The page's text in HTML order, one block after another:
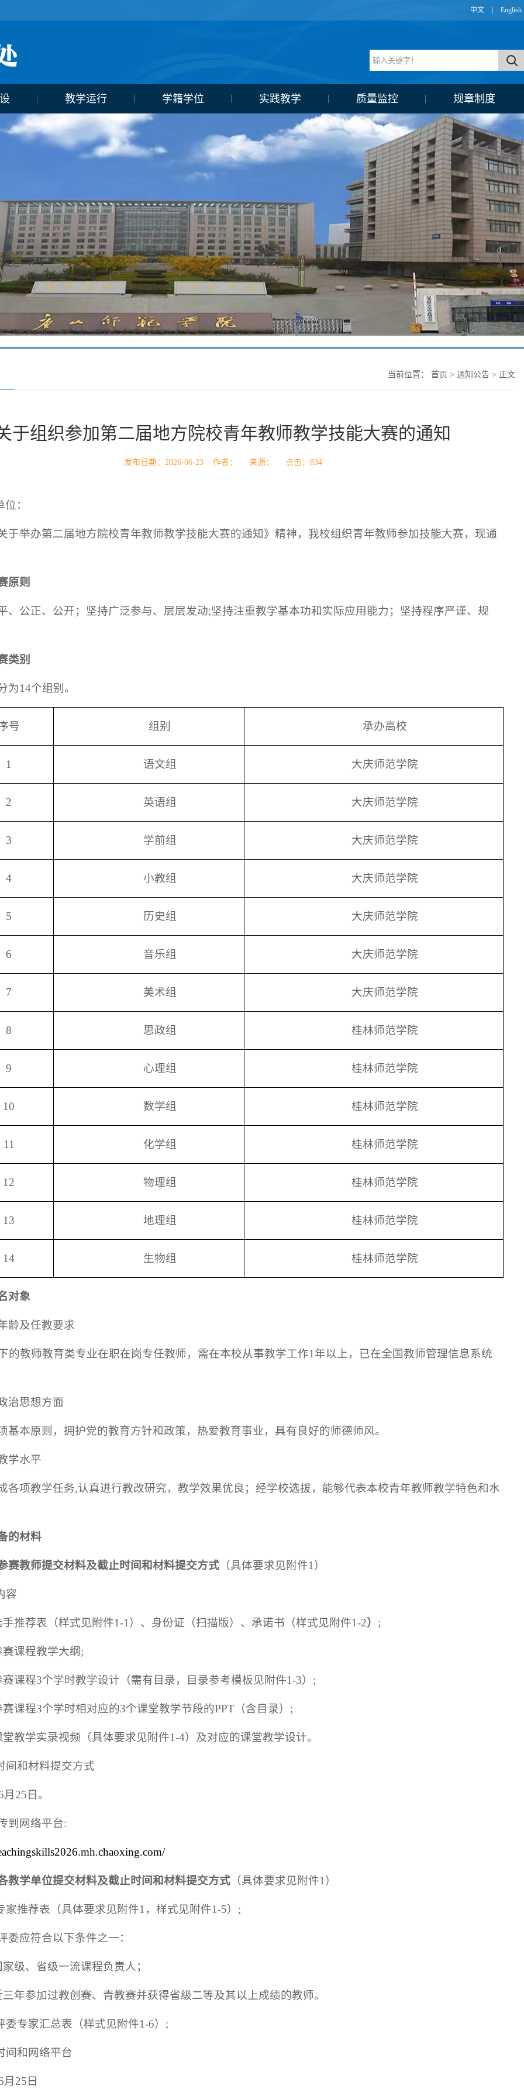
中文 English
教学运行 学籍学位 实践教学 质量监控 规章制度
当前位置： 首页 > 通知公告 > 正文
于组织参加第二届地方院校青年教师教学技能大赛的通知
发布日期：2026-06-23 作者： 来源： 点击： 834
：
于举办第二届地方院校青年教师教学技能大赛的通知》精神，我校组织青年教师参加技能大赛，现通
原则
、公正、公开；坚持广泛参与、层层发动;坚持注重教学基本功和实际应用能力；坚持程序严谨、规
类别
为14个组别。
号 组别 承办高校
1 语文组 大庆师范学院
2 英语组 大庆师范学院
3 学前组 大庆师范学院
4 小教组 大庆师范学院
5 历史组 大庆师范学院
6 音乐组 大庆师范学院
7 美术组 大庆师范学院
8 思政组 桂林师范学院
9 心理组 桂林师范学院
10 数学组 桂林师范学院
11 化学组 桂林师范学院
12 物理组 桂林师范学院
13 地理组 桂林师范学院
14 生物组 桂林师范学院
对象
龄及任教要求
的教师教育类专业在职在岗专任教师，需在本校从事教学工作1年以上，已在全国教师管理信息系统
治思想方面
基本原则，拥护党的教育方针和政策，热爱教育事业，具有良好的师德师风。
学水平
各项教学任务,认真进行教改研究，教学效果优良；经学校选拔，能够代表本校青年教师教学特色和水
的材料
赛教师提交材料及截止时间和材料提交方式 （具体要求见附件1）
容
手推荐表（样式见附件1-1）、身份证（扫描版）、承诺书（样式见附件1-2） ;
赛课程教学大纲;
赛课程3个学时教学设计（需有目录，目录参考模板见附件1-3）;
赛课程3个学时相对应的3个课堂教学节段的PPT（含目录）;
教学实录视频（具体要求见附件1-4）及对应的课堂教学设计。
间和材料提交方式
月25日。
到网络平台:
教学单位提交材料及截止时间和材料提交方式 （具体要求见附件1）
家推荐表（具体要求见附件1，样式见附件1-5）;
委应符合以下条件之一：
级、省级一流课程负责人；
年参加过教创赛、青教赛并获得省级二等及其以上成绩的教师。
委专家汇总表（样式见附件1-6）;
间和网络平台
月25日